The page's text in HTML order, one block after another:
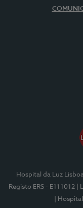
Hospital da Luz
Registo ERS - E111012
|
|